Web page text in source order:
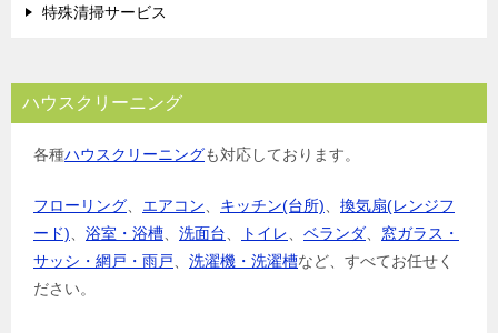
特殊清掃サービス
ハウスクリーニング
各種ハウスクリーニングも対応しております。
フローリング エアコン キッチン(台所)
換気扇(レンジフ
ード)
浴室・浴槽 洗面台 トイレ ベランダ
窓ガラス・
サッシ・網戸・雨戸
洗濯機・洗濯槽など、すべてお任せく
ださい。